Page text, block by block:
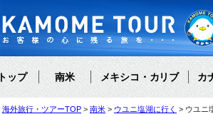
トップ 南米 メキシコ・カリブ カ
海外旅行・ツアーTOP 南米 ウユニ塩湖に行く ウユニ